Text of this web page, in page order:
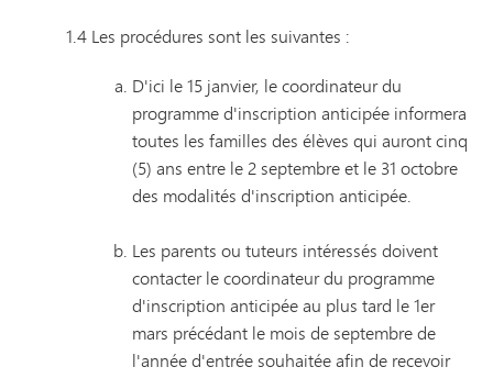
1.4 Les procédures sont les suivantes :
D'ici le 15 janvier, le coordinateur du
programme d'inscription anticipée informera
toutes les familles des élèves qui auront cinq
(5) ans entre le 2 septembre et le 31 octobre
des modalités d'inscription anticipée.
Les parents ou tuteurs intéressés doivent
contacter le coordinateur du programme
d'inscription anticipée au plus tard le 1er
mars précédant le mois de septembre de
l'année d'entrée souhaitée afin de recevoir